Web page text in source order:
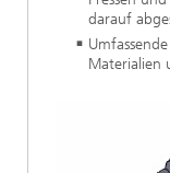
darauf
Materialien